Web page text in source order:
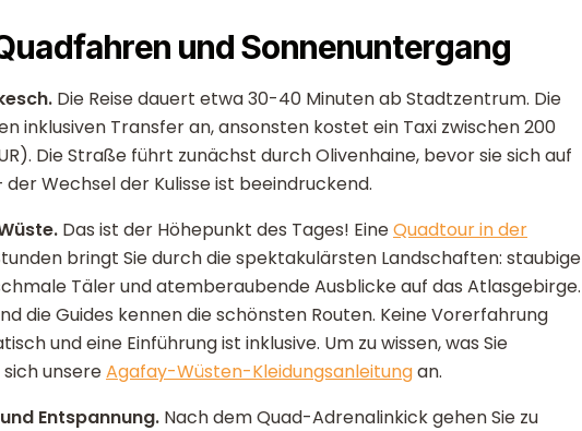
und Sonnenuntergang
Die Reise dauert etwa 30-40 Minuten ab Stadtzentrum. Die
inklusiven Transfer an, ansonsten kostet ein Taxi zwischen 200
Die Straße führt zunächst durch Olivenhaine, bevor sie sich auf
Wechsel der Kulisse ist beeindruckend.
Das ist der Höhepunkt des Tages! EineQuadtour in der
bringt Sie durch die spektakulärsten Landschaften: staubige
Täler und atemberaubende Ausblicke auf das Atlasgebirge.
die Guides kennen die schönsten Routen. Keine Vorerfahrung
und eine Einführung ist inklusive. Um zu wissen, was Sie
unsereAgafay-Wüsten-Kleidungsanleitungan.
Entspannung. Nach dem Quad-Adrenalinkick gehen Sie zu